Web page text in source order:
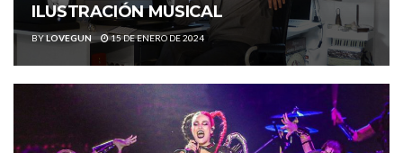
ILUSTRACIÓN MUSICAL
BYLOVEGUN 15 DE ENERO DE 2024